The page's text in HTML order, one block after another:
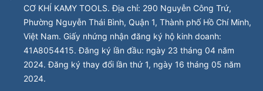
CƠ KHÍ KAMY TOOLS. Địa chỉ: 290 Nguyễn Công Trứ,
Phường Nguyễn Thái Bình, Quận 1, Thành phố Hồ Chí Minh,
Việt Nam. Giấy nhứng nhận đăng ký hộ kinh doanh:
41A8054415. Đăng ký lần đầu: ngày 23 tháng 04 năm
2024. Đăng ký thay đổi lần thứ 1, ngày 16 tháng 05 năm
2024.